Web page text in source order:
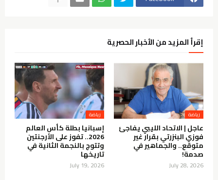
إقرأ المزيد من الأخبار الحصرية
رياضة
عاجل | الاتحاد الليبي يفاجئ
فوزي البنزرتي بقرار غير
متوقع.. والجماهير في
صدمة!
July 28, 2026
رياضة
إسبانيا بطلة كأس العالم
2026.. تفوز على الأرجنتين
وتتوج بالنجمة الثانية في
تاريخها
July 19, 2026